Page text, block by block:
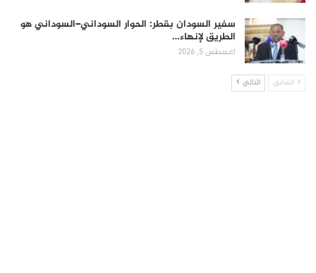
سفير السودان بقطر: الحوار السوداني–السوداني هو
الطريق لإنهاء…
أغسطس 5, 2026
السابق التالي